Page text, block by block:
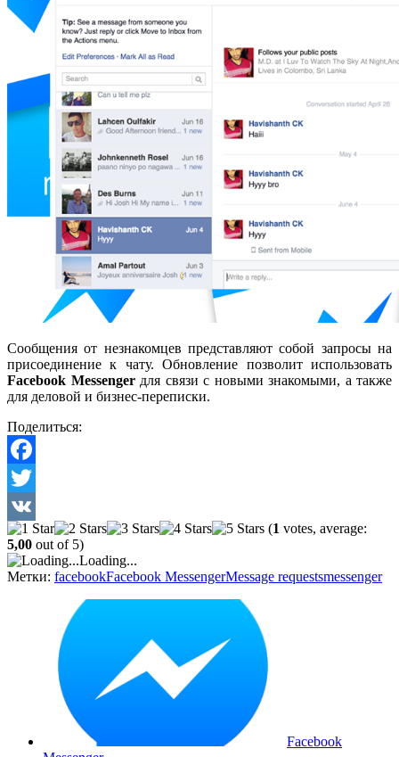
Сообщения от незнакомцевпредставляют собой запросы на
присоединение к чату. Обновление позволит использовать
Facebook Messengerдля связи с новыми знакомыми, а также
для деловой и бизнес-переписки.
Поделиться:
Facebook
Twitter
VK
(1 votes, average:
5,00 out of 5)
Loading...
Метки: facebookFacebook MessengerMessage requestsmessenger
Facebook